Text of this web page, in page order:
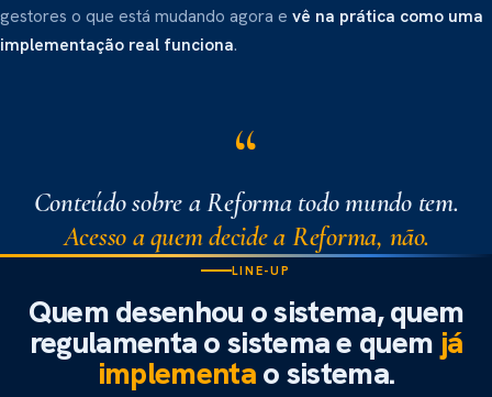
gestores o que está mudando agora e vê na prática como uma
implementação real funciona.
Conteúdo sobre a Reforma todo mundo tem.
Acesso a quem decide a Reforma, não.
LINE-UP
Quem desenhou o sistema, quem
regulamenta o sistema e quem já
implementao sistema.
O ARQUITETO
Bernard Appy
O IDEALIZADOR